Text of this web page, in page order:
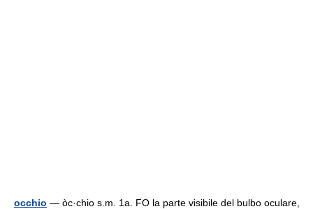
occhio — òc·chio s.m. 1a. FO la parte visibile del bulbo oculare,